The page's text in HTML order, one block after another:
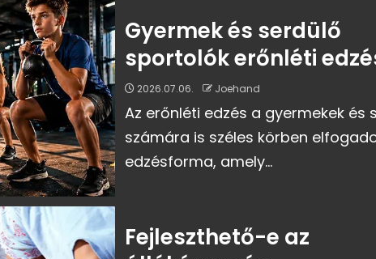
Gyermek és serdülő
sportolók erőnléti
2026.07.06. Joehand
Az erőnléti edzés a gyermekek és
számára is széles körben
edzésforma, amely...
Fejleszthető-e az